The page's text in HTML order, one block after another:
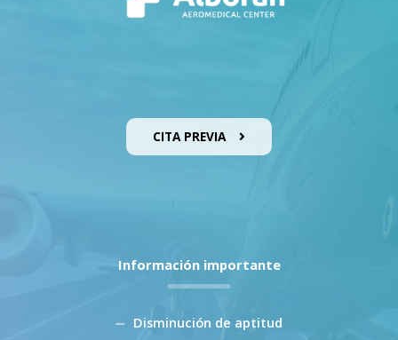
CITA PREVIA
Información importante
Disminución de aptitud